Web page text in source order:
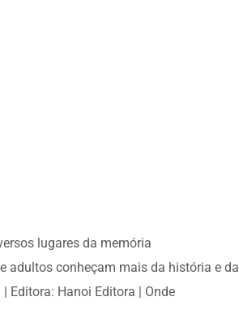
lugares da memória
adultos conheçam mais da história e da
Editora: Hanoi Editora | Onde